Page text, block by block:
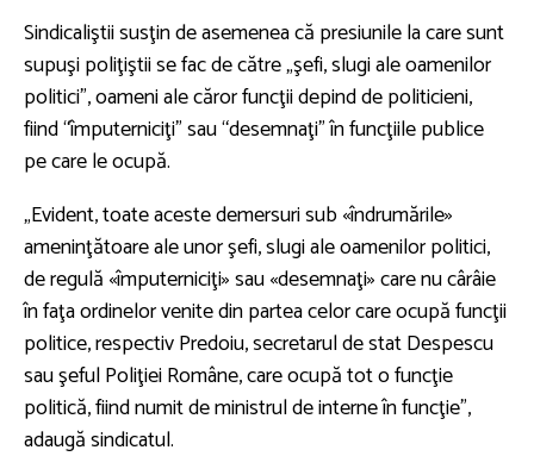
Sindicaliştii susţin de asemenea că presiunile la care sunt
supuşi poliţiştii se fac de către „şefi, slugi ale oamenilor
politici”, oameni ale căror funcţii depind de politicieni,
fiind “împuterniciţi” sau “desemnaţi” în funcţiile publice
pe care le ocupă.
„Evident, toate aceste demersuri sub «îndrumările»
ameninţătoare ale unor şefi, slugi ale oamenilor politici,
de regulă «împuterniciţi» sau «desemnaţi» care nu cârâie
în faţa ordinelor venite din partea celor care ocupă funcţii
politice, respectiv Predoiu, secretarul de stat Despescu
sau şeful Poliţiei Române, care ocupă tot o funcţie
politică, fiind numit de ministrul de interne în funcţie”,
adaugă sindicatul.